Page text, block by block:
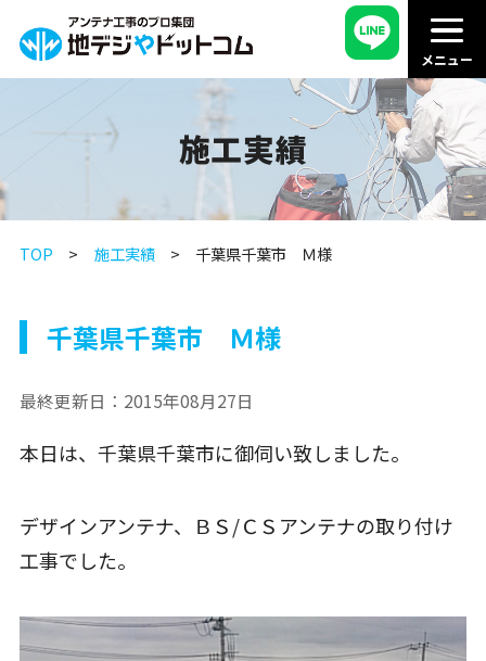
施工実績
TOP 施工実績 千葉県千葉市 Ｍ様
千葉県千葉市 Ｍ様
最終更新日： 2015年08月27日
本日は、千葉県千葉市に御伺い致しました。
デザインアンテナ、ＢＳ/ＣＳアンテナの取り付け
工事でした。